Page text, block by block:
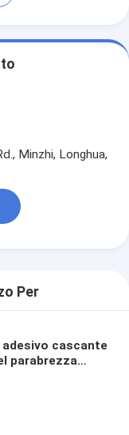
Minzhi, Longhua,
Per
cascante
parabrezza